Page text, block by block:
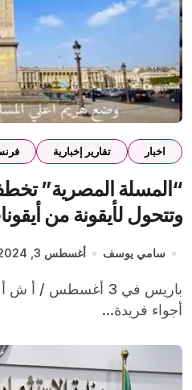
اخبار تقارير إخبارية
“المسلة المصرية”
وتتحول لأيقونة من
سامي يوسف أغسطس 3, 2024
باريس في 3 أغسطس / أ ش أ / تقرير: هند مختار في
أجواء فريدة...